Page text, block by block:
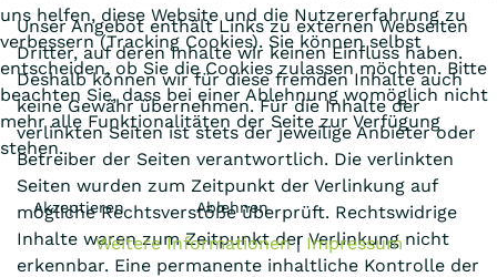
Unser Angebot enthält Links zu externen Webseiten
Dritter, auf deren Inhalte wir keinen Einfluss haben.
Deshalb können wir für diese fremden Inhalte auch
keine Gewähr übernehmen. Für die Inhalte der
verlinkten Seiten ist stets der jeweilige Anbieter oder
Betreiber der Seiten verantwortlich. Die verlinkten
Seiten wurden zum Zeitpunkt der Verlinkung auf
mögliche Rechtsverstöße überprüft. Rechtswidrige
Inhalte waren zum Zeitpunkt der Verlinkung nicht
erkennbar. Eine permanente inhaltliche Kontrolle der
uns helfen, diese Website und die Nutzererfahrung zu
verbessern (Tracking Cookies). Sie können selbst
entscheiden, ob Sie die Cookies zulassen möchten. Bitte
beachten Sie, dass bei einer Ablehnung womöglich nicht
mehr alle Funktionalitäten der Seite zur Verfügung
stehen.
Akzeptieren Ablehnen
Weitere Informationen| Impressum